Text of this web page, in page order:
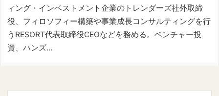
ィング・インベストメント企業のトレンダーズ社外取締
役、フィロソフィー構築や事業成長コンサルティングを行
うRESORT代表取締役CEOなどを務める。ベンチャー投
資、ハンズ...